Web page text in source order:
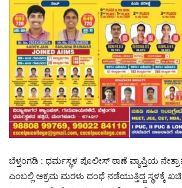
ಬೆಳ್ತಂಗಡಿ : ಧರ್ಮಸ್ಥಳ ಪೊಲೀಸ್ ಠಾಣೆ ವ್ಯಾಪ್ತಿಯ
ಎಂಬಲ್ಲಿ ಅಕ್ರಮ ಮರಳು ದಂಧೆ ನಡೆಯುತ್ತಿದ್ದ ಸ್ಥಳಕ್ಕೆ